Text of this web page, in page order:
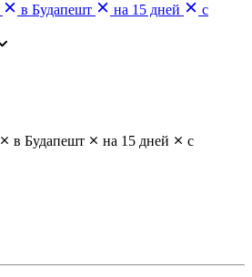
в Будапешт на 15 дней
с
в Будапешт на 15 дней
с